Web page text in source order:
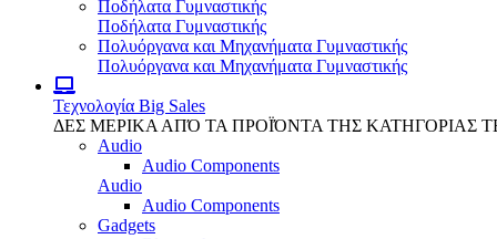
Ποδήλατα Γυμναστικής
Ποδήλατα Γυμναστικής
Πολυόργανα και Μηχανήματα Γυμναστικής
Πολυόργανα και Μηχανήματα Γυμναστικής
Τεχνολογία Big Sales
ΔΕΣ ΜΕΡΙΚΑ ΑΠΌ ΤΑ ΠΡΟΪΌΝΤΑ ΤΗΣ ΚΑΤΗΓΟΡΙΑΣ
Audio
Audio Components
Audio
Audio Components
Gadgets